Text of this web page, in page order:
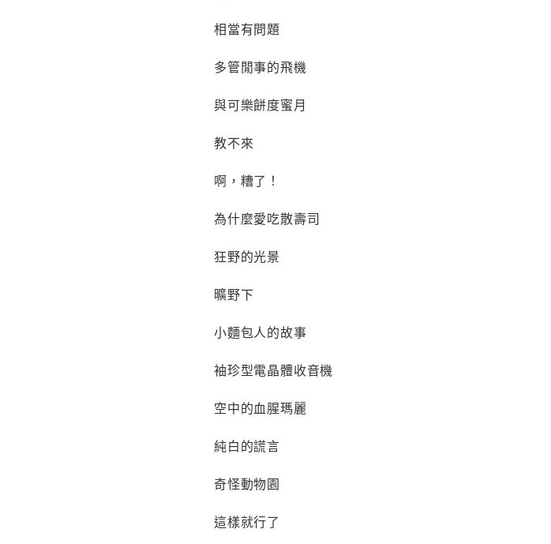
相當有問題
多管閒事的飛機
與可樂餅度蜜月
教不來
啊，糟了！
為什麼愛吃散壽司
狂野的光景
曠野下
小麵包人的故事
袖珍型電晶體收音機
空中的血腥瑪麗
純白的謊言
奇怪動物園
這樣就行了